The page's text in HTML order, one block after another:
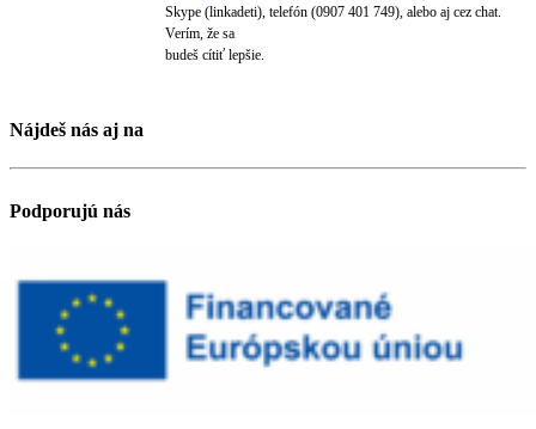
Skype (linkadeti), telefón (0907 401 749), alebo aj cez chat.
Verím, že sa
budeš cítiť lepšie.
Nájdeš nás aj na
Podporujú nás